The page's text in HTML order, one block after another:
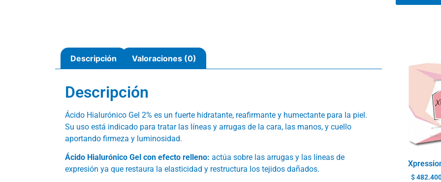
Descripción Valoraciones (0)
Descripción
Ácido Hialurónico Gel 2% es un fuerte hidratante, reafirmante y humectante para la piel.
Su uso está indicado para tratar las líneas y arrugas de la cara, las manos, y cuello
aportando firmeza y luminosidad.
Ácido Hialurónico Gel con efecto relleno: actúa sobre las arrugas y las líneas de
expresión ya que restaura la elasticidad y restructura los tejidos dañados.
$